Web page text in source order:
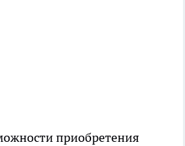
приобретения